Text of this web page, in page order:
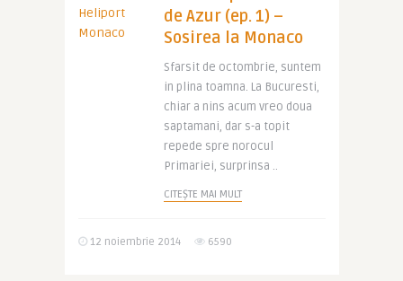
de Azur (ep. 1) –
Sosirea la Monaco
Sfarsit de octombrie, suntem
in plina toamna. La Bucuresti,
chiar a nins acum vreo doua
saptamani, dar s-a topit
repede spre norocul
Primariei, surprinsa ..
CITEȘTE MAI MULT
12 noiembrie 2014 6590